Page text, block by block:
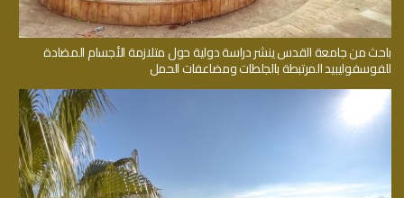
باحث من جامعة القدس ينشر دراسة دولية حول متلازمة الأجسام المضادة
للفوسفوليبيد المرتبطة بالجلطات ومضاعفات الحمل